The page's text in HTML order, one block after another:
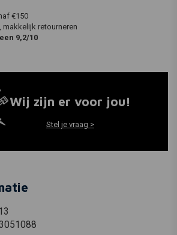
€150
retourneren
9,2/10
Wij zijn er voor jou!
Stel je vraag >